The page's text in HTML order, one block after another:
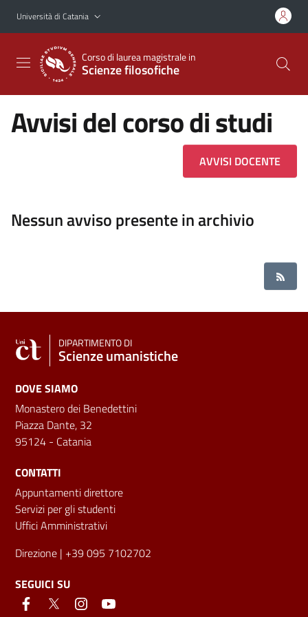
Vai al contenuto principale
Vai al menu di navigazione
Università di Catania
Corso di laurea magistrale in
Scienze filosofiche
Avvisi del corso di studi
AVVISI DOCENTE
Nessun avviso presente in archivio
DIPARTIMENTO DI
Scienze umanistiche
DOVE SIAMO
Monastero dei Benedettini
Piazza Dante, 32
95124 - Catania
CONTATTI
Appuntamenti direttore
Servizi per gli studenti
Uffici Amministrativi
Direzione | +39 095 7102702
SEGUICI SU